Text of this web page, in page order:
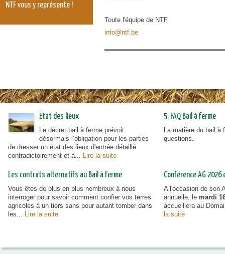
Toute l'équipe de NTF
info@ntf.be
NTF vous y représente !
Etat des lieux
Le décret bail à ferme prévoit
désormais l’obligation pour les parties
de dresser un état des lieux d'entrée détaillé
contradictoirement et à... Lire la suite
5. FAQ Bail à ferme
La matière du bail à
questions.
Les contrats alternatifs au Bail à ferme
Vous êtes de plus en plus nombreux à nous
interroger pour savoir comment confier vos terres
agricoles à un tiers sans pour autant tomber dans
les... Lire la suite
Conférence AG
A l'occasion de son
annuelle, le mardi
accueillera au
la suite